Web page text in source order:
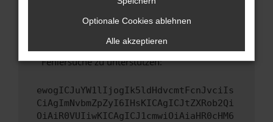
Wenn du alle oben genannten Schritte versucht
hast, kontaktiere uns bitte. Wir werden
uns diesen Text schicken, um uns bei der
Fehlersuche zu unterstützen:
ewogICJuYW1lIjogIk5ldHdvcmtFcnJvciIs
CiAgImNvbmZpZyI6IHsKICAgICJtZXRob2Qi
OiAiR0VUIiwKICAgICJ1cmwiOiAiaHR0cHM6
Optionale Cookies ablehnen
Alle akzeptieren